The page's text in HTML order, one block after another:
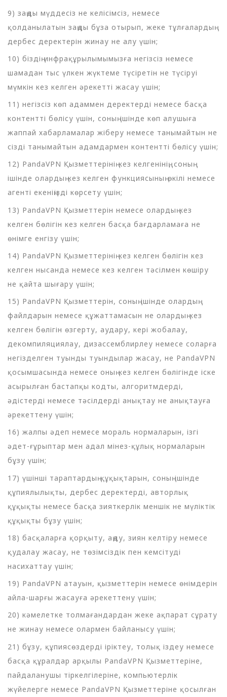
9) заңды мүддесіз не келісімсіз, немесе
қолданылатын заңды бұза отырып, жеке тұлғалардың
дербес деректерін жинау не алу үшін;
10) біздің инфрақұрылымымызға негізсіз немесе
шамадан тыс үлкен жүктеме түсіретін не түсіруі
мүмкін кез келген әрекетті жасау үшін;
11) негізсіз көп адаммен деректерді немесе басқа
контентті бөлісу үшін, соның ішінде көп алушыға
жаппай хабарламалар жіберу немесе танымайтын не
сізді танымайтын адамдармен контентті бөлісу үшін;
12) PandaVPN Қызметтерінің кез келгенінің, соның
ішінде олардың кез келген функциясының өкілі немесе
агенті екеніңізді көрсету үшін;
13) PandaVPN Қызметтерін немесе олардың кез
келген бөлігін кез келген басқа бағдарламаға не
өнімге енгізу үшін;
14) PandaVPN Қызметтерінің кез келген бөлігін кез
келген нысанда немесе кез келген тәсілмен көшіру
не қайта шығару үшін;
15) PandaVPN Қызметтерін, соның ішінде олардың
файлдарын немесе құжаттамасын не олардың кез
келген бөлігін өзгерту, аудару, кері жобалау,
декомпиляциялау, дизассемблирлеу немесе соларға
негізделген туынды туындылар жасау, не PandaVPN
қосымшасында немесе оның кез келген бөлігінде іске
асырылған бастапқы кодты, алгоритмдерді,
әдістерді немесе тәсілдерді анықтау не анықтауға
әрекеттену үшін;
16) жалпы әдеп немесе мораль нормаларын, ізгі
әдет-ғұрыптар мен адал мінез-құлық нормаларын
бұзу үшін;
17) үшінші тараптардың құқықтарын, соның ішінде
құпиялылықты, дербес деректерді, авторлық
құқықты немесе басқа зияткерлік меншік не мүліктік
құқықты бұзу үшін;
18) басқаларға қорқыту, аңду, зиян келтіру немесе
қудалау жасау, не төзімсіздік пен кемсітуді
насихаттау үшін;
19) PandaVPN атауын, қызметтерін немесе өнімдерін
айла-шарғы жасауға әрекеттену үшін;
20) кәмелетке толмағандардан жеке ақпарат сұрату
не жинау немесе олармен байланысу үшін;
21) бұзу, құпиясөздерді іріктеу, толық іздеу немесе
басқа құралдар арқылы PandaVPN Қызметтеріне,
пайдаланушы тіркелгілеріне, компьютерлік
жүйелерге немесе PandaVPN Қызметтеріне қосылған